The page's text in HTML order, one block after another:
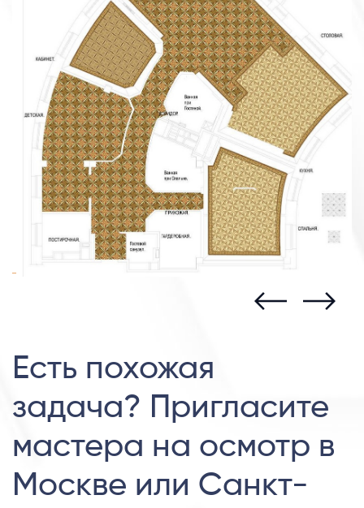
Есть похожая
задача? Пригласите
мастера на осмотр в
Москве или Санкт-